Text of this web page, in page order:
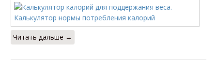
Читать дальше →